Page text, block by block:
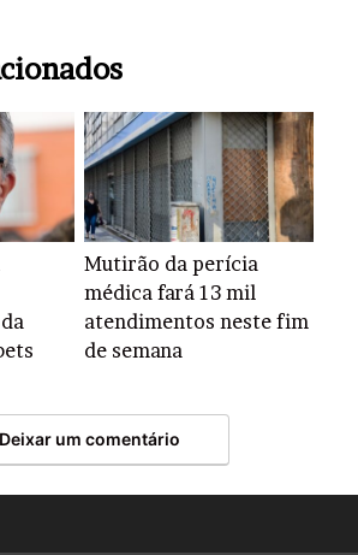
Mutirão da perícia
médica fará 13 mil
atendimentos neste fim
de semana
Deixar um comentário